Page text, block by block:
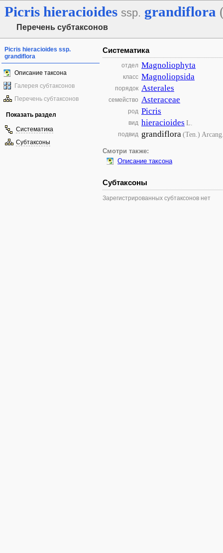
Picris hieracioides ssp. grandiflora
Перечень субтаксонов
Picris hieracioides ssp.
grandiflora
Описание таксона
Галерея субтаксонов
Перечень субтаксонов
Показать раздел
Систематика
Субтаксоны
Систематика
отдел Magnoliophyta
класс Magnoliopsida
порядок Asterales
семейство Asteraceae
род Picris
вид hieracioides L.
подвид grandiflora(Ten.)
Смотри также:
Описание таксона
Субтаксоны
Зарегистрированных субтаксонов нет